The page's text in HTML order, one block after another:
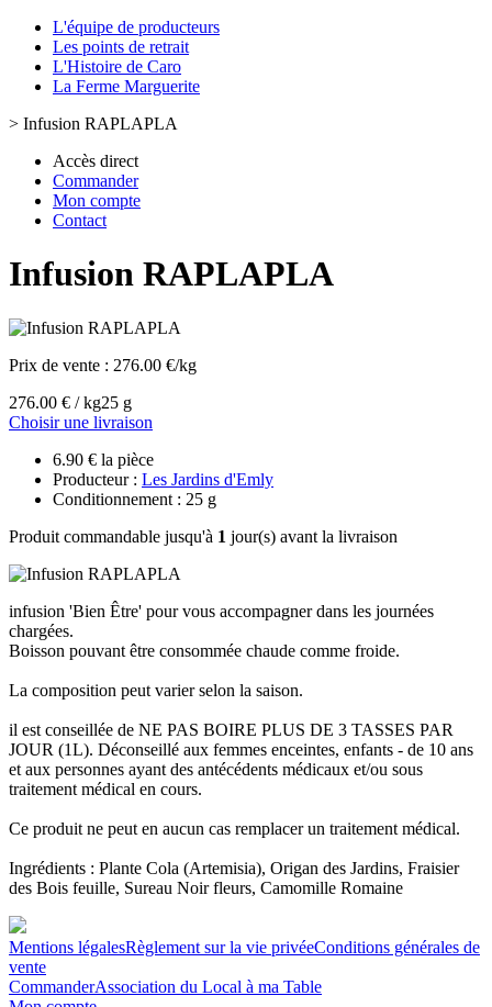
L'équipe de producteurs
Les points de retrait
L'Histoire de Caro
La Ferme Marguerite
> Infusion RAPLAPLA
Accès direct
Commander
Mon compte
Contact
Infusion RAPLAPLA
Prix de vente : 276.00 €/kg
276.00 € / kg25 g
Choisir une livraison
6.90 € la pièce
Producteur : Les Jardins d'Emly
Conditionnement : 25 g
Produit commandable jusqu'à 1 jour(s) avant la livraison
infusion 'Bien Être' pour vous accompagner dans les journées
chargées.
Boisson pouvant être consommée chaude comme froide.
La composition peut varier selon la saison.
il est conseillée de NE PAS BOIRE PLUS DE 3 TASSES PAR
JOUR (1L). Déconseillé aux femmes enceintes, enfants - de 10 ans
et aux personnes ayant des antécédents médicaux et/ou sous
traitement médical en cours.
Ce produit ne peut en aucun cas remplacer un traitement médical.
Ingrédients : Plante Cola (Artemisia), Origan des Jardins, Fraisier
des Bois feuille, Sureau Noir fleurs, Camomille Romaine
Mentions légalesRèglement sur la vie privéeConditions générales de
vente
CommanderAssociation du Local à ma Table